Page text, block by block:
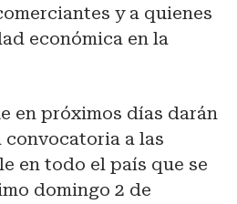
y a quienes
económica en la
en próximos días darán
convocatoria a las
en todo el país que se
domingo 2 de